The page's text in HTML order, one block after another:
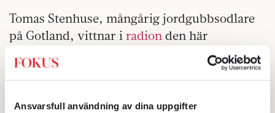
Ansvarsfull användning av dina uppgifter
Tomas Stenhuse, mångårig jordgubbsodlare
på Gotland, vittnar i radionden här
morgonen om att unga, sommarjobbande
jordgubbsplockare ofta bara reser sig upp och
sig igen. Stenhuse tror att det beror på en